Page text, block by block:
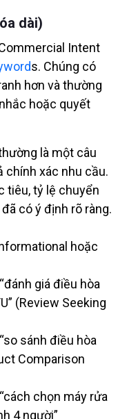
dài)
Intent
s. Chúng có
hơn và thường
hoặc quyết
là một câu
chính xác nhu cầu.
tiêu, tỷ lệ chuyển
có ý định rõ ràng.
hoặc
giá điều hòa
(Review Seeking
sánh điều hòa
Comparison
chọn máy rửa
4 người”